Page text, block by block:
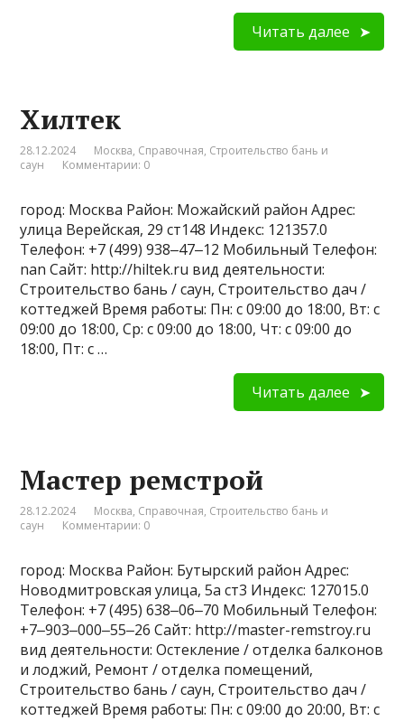
Читать далее
Хилтек
28.12.2024 Москва, Справочная, Строительство бань и
саун
Комментарии: 0
город: Москва Район: Можайский район Адрес:
улица Верейская, 29 ст148 Индекс: 121357.0
Телефон: +7 (499) 938‒47‒12 Мобильный Телефон:
nan Сайт: http://hiltek.ru вид деятельности:
Строительство бань / саун, Строительство дач /
коттеджей Время работы: Пн: с 09:00 до 18:00, Вт: с
09:00 до 18:00, Ср: с 09:00 до 18:00, Чт: с 09:00 до
18:00, Пт: с …
Читать далее
Мастер ремстрой
28.12.2024 Москва, Справочная, Строительство бань и
саун
Комментарии: 0
город: Москва Район: Бутырский район Адрес:
Новодмитровская улица, 5а ст3 Индекс: 127015.0
Телефон: +7 (495) 638‒06‒70 Мобильный Телефон:
+7‒903‒000‒55‒26 Сайт: http://master-remstroy.ru
вид деятельности: Остекление / отделка балконов
и лоджий, Ремонт / отделка помещений,
Строительство бань / саун, Строительство дач /
коттеджей Время работы: Пн: с 09:00 до 20:00, Вт: с